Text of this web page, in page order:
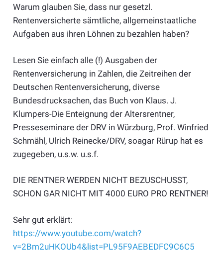
Warum glauben Sie, dass nur gesetzl.
Rentenversicherte sämtliche, allgemeinstaatliche
Aufgaben aus ihren Löhnen zu bezahlen haben?
Lesen Sie einfach alle (!) Ausgaben der
Rentenversicherung in Zahlen, die Zeitreihen der
Deutschen Rentenversicherung, diverse
Bundesdrucksachen, das Buch von Klaus. J.
Klumpers-Die Enteignung der Altersrentner,
Presseseminare der DRV in Würzburg, Prof. Winfried
Schmähl, Ulrich Reinecke/DRV, soagar Rürup hat es
zugegeben, u.s.w. u.s.f.
DIE RENTNER WERDEN NICHT BEZUSCHUSST,
SCHON GAR NICHT MIT 4000 EURO PRO RENTNER!
Sehr gut erklärt:
https://www.youtube.com/watch?
v=2Bm2uHKOUb4&list=PL95F9AEBEDFC9C6C5